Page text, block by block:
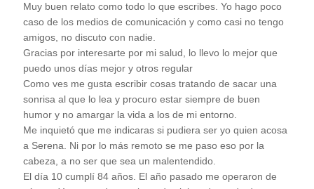
Muy buen relato como todo lo que escribes. Yo hago poco
caso de los medios de comunicación y como casi no tengo
amigos, no discuto con nadie.
Gracias por interesarte por mi salud, lo llevo lo mejor que
puedo unos días mejor y otros regular
Como ves me gusta escribir cosas tratando de sacar una
sonrisa al que lo lea y procuro estar siempre de buen
humor y no amargar la vida a los de mi entorno.
Me inquietó que me indicaras si pudiera ser yo quien acosa
a Serena. Ni por lo más remoto se me paso eso por la
cabeza, a no ser que sea un malentendido.
El día 10 cumplí 84 años. El año pasado me operaron de